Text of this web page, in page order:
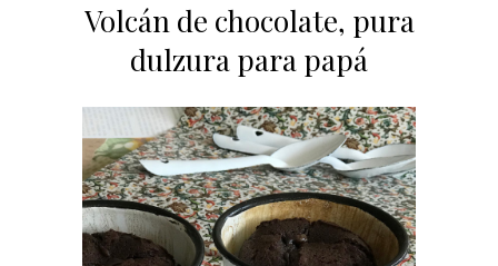
Volcán de chocolate, pura
dulzura para papá